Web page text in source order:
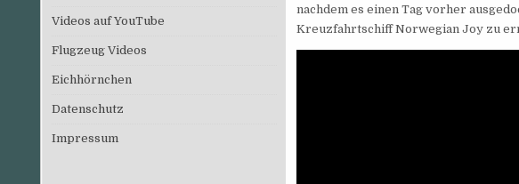
nachdem es einen Tag vorher
Kreuzfahrtschiff Norwegian Joy zu
Videos auf YouTube
Flugzeug Videos
Eichhörnchen
Datenschutz
Impressum